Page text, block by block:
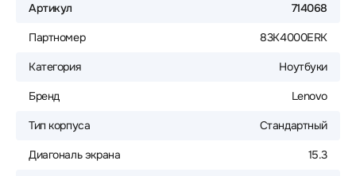
Артикул 714068
Партномер 83K4000ERK
Категория Ноутбуки
Бренд Lenovo
Тип корпуса Стандартный
Диагональ экрана 15.3